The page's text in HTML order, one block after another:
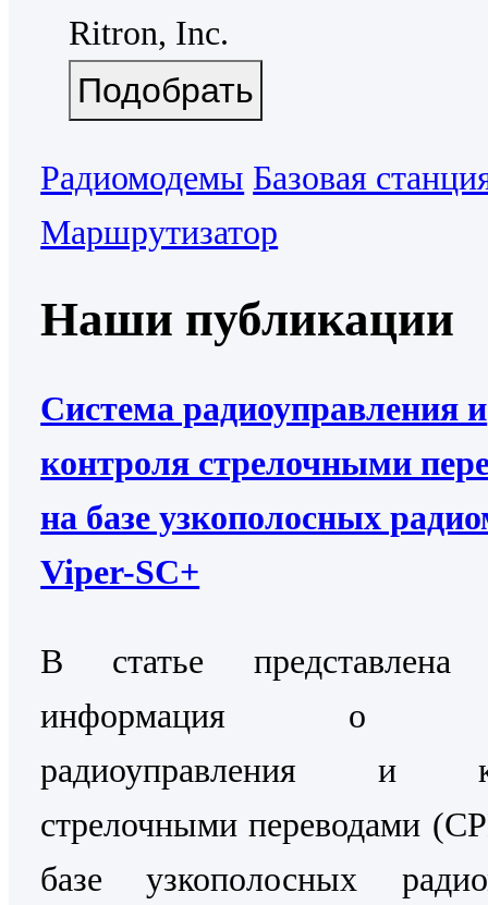
Ritron, Inc.
Радиомодемы Базовая
Маршрутизатор
Наши публикации
Система радиоуправления и
контроля стрелочными
на базе узкополосных
Viper-SC+
В статье представлена
информация о
радиоуправления и
стрелочными переводами
базе узкополосных